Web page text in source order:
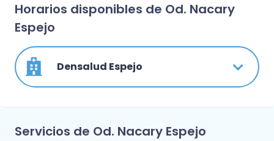
Horarios disponibles de Od. Nacary
Espejo
Densalud Espejo
Servicios de Od. Nacary Espejo